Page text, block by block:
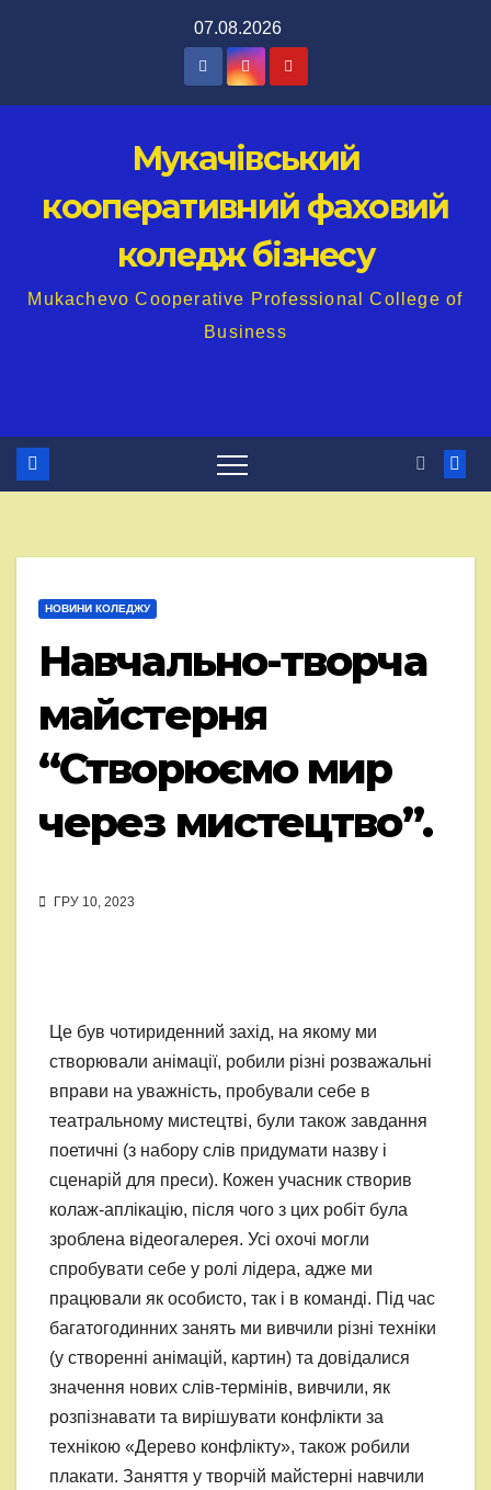
07.08.2026
Мукачівський
кооперативний фаховий
коледж бізнесу
Mukachevo Cooperative Professional College of
Business
НОВИНИ КОЛЕДЖУ
Навчально-творча
майстерня
“Створюємо мир
через мистецтво”.
ГРУ 10, 2023
Це був чотириденний захід, на якому ми
створювали анімації, робили різні розважальні
вправи на уважність, пробували себе в
театральному мистецтві, були також завдання
поетичні (з набору слів придумати назву і
сценарій для преси). Кожен учасник створив
колаж-аплікацію, після чого з цих робіт була
зроблена відеогалерея. Усі охочі могли
спробувати себе у ролі лідера, адже ми
працювали як особисто, так і в команді. Під час
багатогодинних занять ми вивчили різні техніки
(у створенні анімацій, картин) та довідалися
значення нових слів-термінів, вивчили, як
розпізнавати та вирішувати конфлікти за
технікою «Дерево конфлікту», також робили
плакати. Заняття у творчій майстерні навчили